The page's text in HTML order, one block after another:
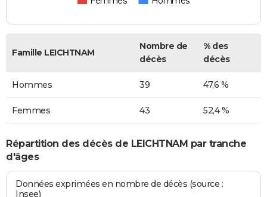
Famille LEICHTNAM
Nombre de
décès
% des
décès
Hommes 39 47,6 %
Femmes 43 52,4 %
Répartition des décès de LEICHTNAM par tranche
d'âges
Données exprimées en nombre de décès (source :
Insee)